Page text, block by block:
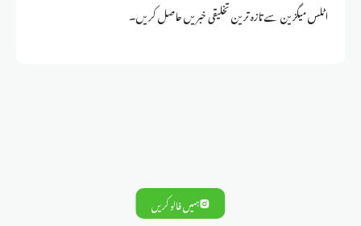
اٹلس میگزین سے تازہ ترین تخلیقی خبریں حاصل کریں۔
ہمیں فالو کریں